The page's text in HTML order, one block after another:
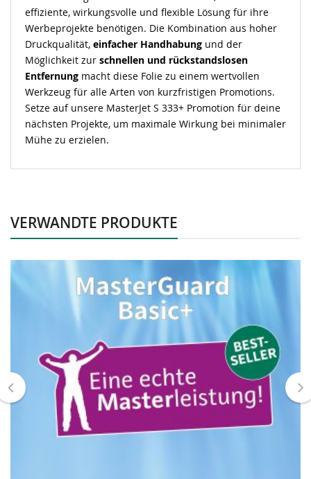
effiziente, wirkungsvolle und flexible Lösung für ihre
Werbeprojekte benötigen. Die Kombination aus hoher
Druckqualität, einfacher Handhabung und der
Möglichkeit zur schnellen und rückstandslosen
Entfernung macht diese Folie zu einem wertvollen
Werkzeug für alle Arten von kurzfristigen Promotions.
Setze auf unsere MasterJet S 333+ Promotion für deine
nächsten Projekte, um maximale Wirkung bei minimaler
Mühe zu erzielen.
VERWANDTE PRODUKTE